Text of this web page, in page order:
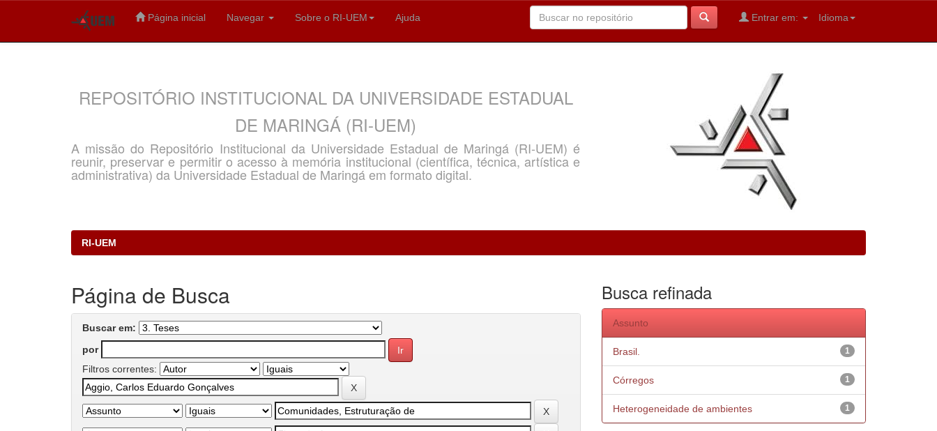
Página inicial Navegar Sobre o RI-UEM Ajuda Idioma
Entrar em:
REPOSITÓRIO INSTITUCIONAL DA UNIVERSIDADE ESTADUAL
DE MARINGÁ (RI-UEM)
A missão do Repositório Institucional da Universidade Estadual de Maringá (RI-UEM) é
reunir, preservar e permitir o acesso à memória institucional (científica, técnica, artística e
administrativa) da Universidade Estadual de Maringá em formato digital.
RI-UEM
Página de Busca
Buscar em:
por
Filtros correntes:
Busca refinada
Assunto
1
Brasil.
1
Córregos
1
Heterogeneidade de ambientes